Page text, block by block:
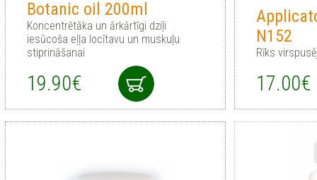
Botanic oil 200ml
Koncentrētāka un ārkārtīgi dziļi
iesūcoša eļļa locītavu un muskuļu
stiprināšanai
19.90€
N152
Rīks
17.00€